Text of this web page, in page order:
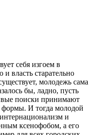
себя изгоем в
и власть старательно
молодежь сама
бы, ладно, пусть
поиски принимают
И тогда молодой
и
ксенофобом, а его